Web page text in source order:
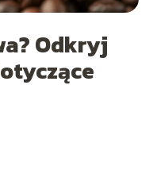
Odkryj